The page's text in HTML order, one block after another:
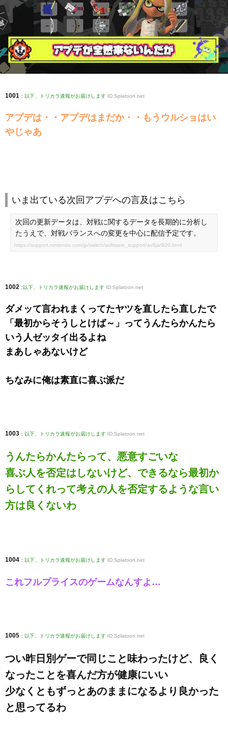
1001 : 以下、トリカラ速報がお届けします ID:Splatoon.net
アプデは・・アプデはまだか・・もうウルショはい
やじゃあ
いま出ている次回アプデへの言及はこちら
次回の更新データは、対戦に関するデータを長期的に分析し
たうえで、対戦バランスへの変更を中心に配信予定です。
https://support.nintendo.com/jp/switch/software_support/av5ja/920.html
1002 : 以下、トリカラ速報がお届けします ID:Splatoon.net
ダメッて言われまくってたヤツを直したら直したで
「最初からそうしとけば～」ってうんたらかんたら
いう人ゼッタイ出るよね
まあしゃあないけど
ちなみに俺は素直に喜ぶ派だ
1003 : 以下、トリカラ速報がお届けします ID:Splatoon.net
うんたらかんたらって、悪意すごいな
喜ぶ人を否定はしないけど、できるなら最初か
らしてくれって考えの人を否定するような言い
方は良くないわ
1004 : 以下、トリカラ速報がお届けします ID:Splatoon.net
これフルプライスのゲームなんすよ…
1005 : 以下、トリカラ速報がお届けします ID:Splatoon.net
つい昨日別ゲーで同じこと味わったけど、良く
なったことを喜んだ方が健康にいい
少なくともずっとあのままになるより良かった
と思ってるわ